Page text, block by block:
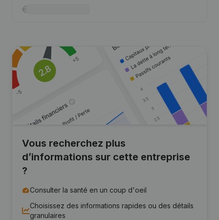
Vous recherchez plus
d’informations sur cette entreprise
?
Consulter la santé en un coup d'oeil
Choisissez des informations rapides ou des détails
granulaires